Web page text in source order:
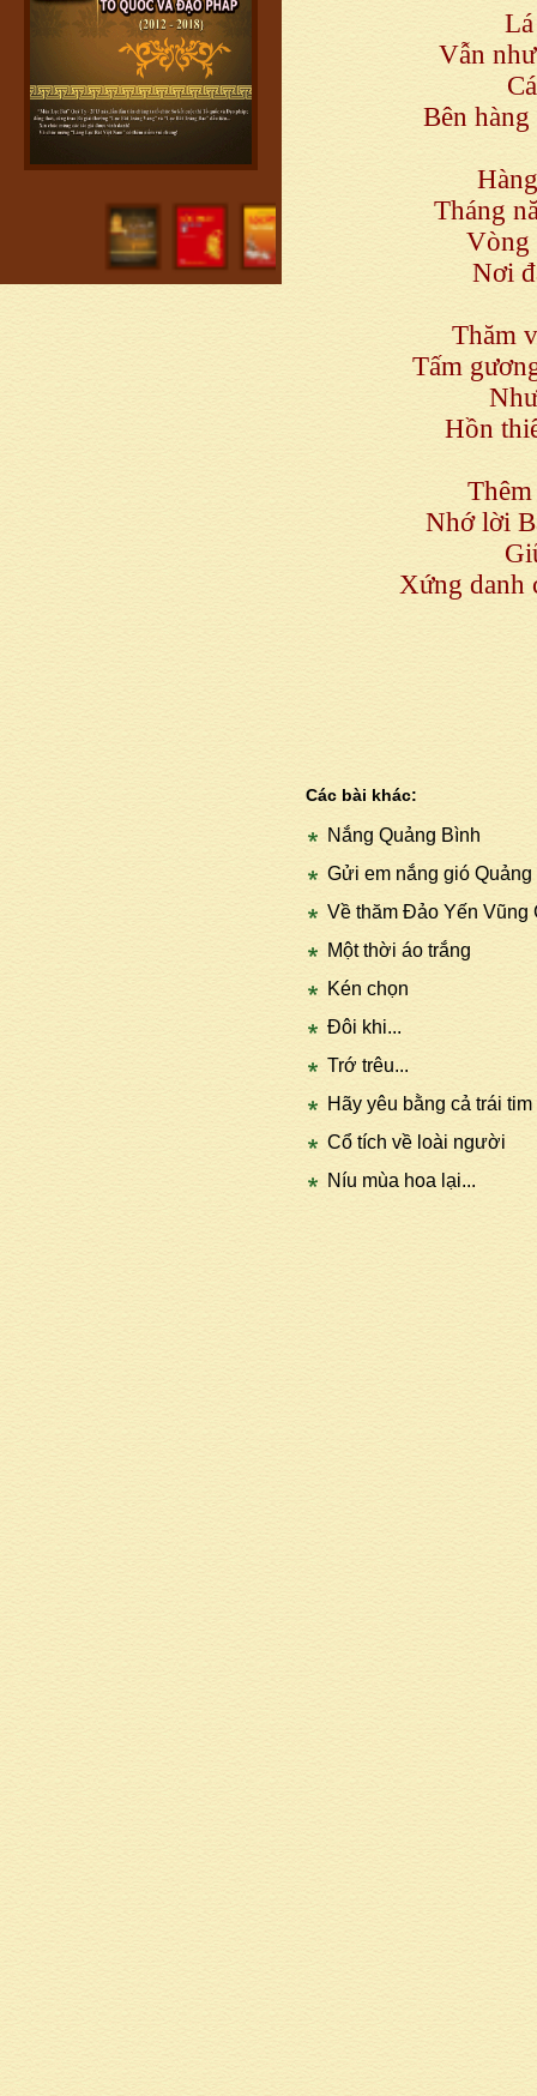
Vẫn
Bên
Tháng
Vòng
Nơi
Thăm
Tấm
Hồn
Nhớ lời
Xứng danh
Các bài khác:
Nắng Quảng Bình
Gửi em nắng gió Quảng
Về thăm Đảo Yến Vũng
Một thời áo trắng
Kén chọn
Đôi khi...
Trớ trêu...
Hãy yêu bằng cả trái
Cổ tích về loài người
Níu mùa hoa lại...